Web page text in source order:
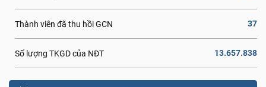
Thành viên đã thu hồi GCN 37
Số lượng TKGD của NĐT 13.657.838